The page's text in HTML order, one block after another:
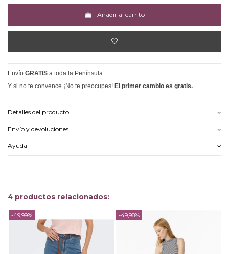
Añadir al carrito
Envío GRATIS a toda la Península.
Y si no te convence ¡No te preocupes! El primer cambio es gratis.
Detalles del producto
Envío y devoluciones
Ayuda
4 productos relacionados:
-49,99% -49,98%